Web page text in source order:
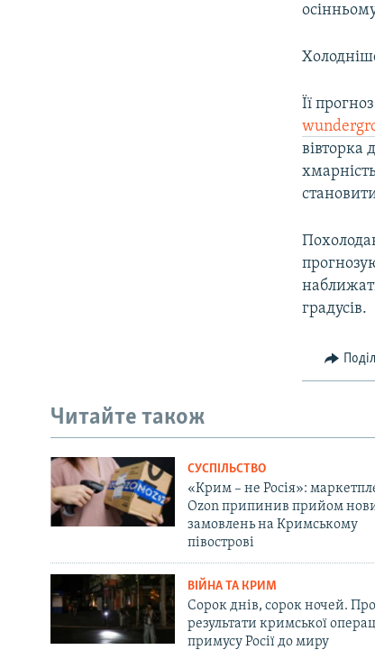
Її
вівторка
градусів.
Читайте також
СУСПІЛЬСТВО
«Крим – не Росія»:
Ozon припинив прийом
замовлень на Кримському
півострові
ВІЙНА ТА КРИМ
Сорок днів, сорок ночей. Про
результати кримської
примусу Росії до миру